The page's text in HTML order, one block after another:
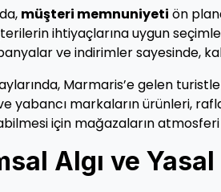
müşteri memnuniyeti ön
ihtiyaçlarına uygun
ve indirimler sayesinde,
Marmaris’e gelen
yabancı markaların ürünleri,
için mağazaların
Algı ve